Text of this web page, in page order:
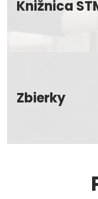
Knižnica
Zbierky